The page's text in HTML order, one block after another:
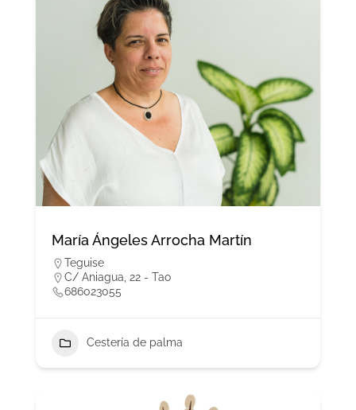
María Ángeles Arrocha Martín
Teguise
C/ Aniagua, 22 - Tao
686023055
Cestería de palma